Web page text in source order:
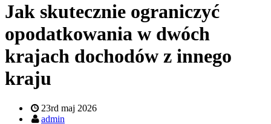
Jak skutecznie ograniczyć
opodatkowania w dwóch
krajach dochodów z innego
kraju
23rd maj 2026
admin